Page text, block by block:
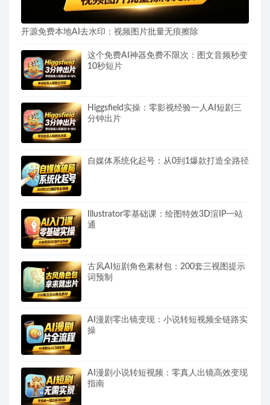
开源免费本地AI去水印：视频图片批量无痕擦除
这个免费AI神器免费不限次：图文音频秒变
10秒短片
Higgsfield实操：零影视经验一人AI短剧三
分钟出片
自媒体系统化起号：从0到1爆款打造全路径
Illustrator零基础课：绘图特效3D渲IP一站
通
古风AI短剧角色素材包：200套三视图提示
词预制
AI漫剧零出镜变现：小说转短视频全链路实
操
AI漫剧小说转短视频：零真人出镜高效变现
指南